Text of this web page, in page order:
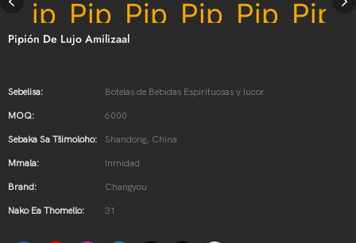
Pipión De Lujo Amilizaal
Sebelisa: Botelas de Bebidas Espirituosas y lucor
MOQ: 6000
Sebaka Sa Tšimoloho: Shandong, China
Mmala: Inmidad
Brand: Changyou
Nako Ea Thomello: 31